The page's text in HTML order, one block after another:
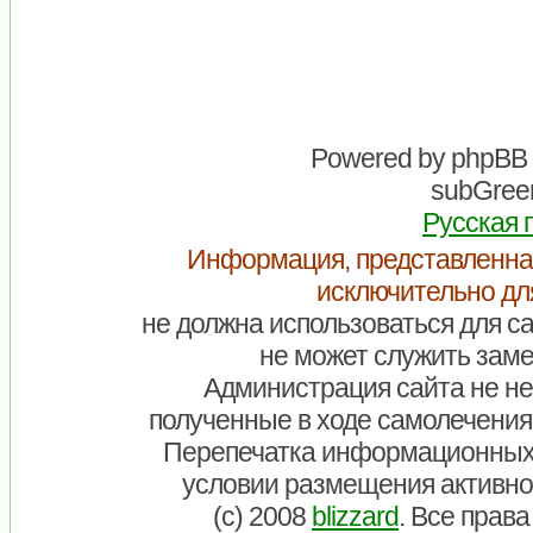
Powered byphpBB
Русская
Информация,
исключительно
не должна использоваться для
не может служить
Администрация сайта не
полученные в ходе
Перепечатка
условии размещения
(c) 2008 blizzard. Все